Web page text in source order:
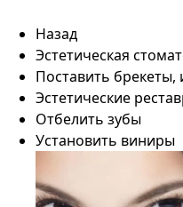
Назад
Эстетическая
Поставить брекеты,
Эстетические
Отбелить зубы
Установить виниры